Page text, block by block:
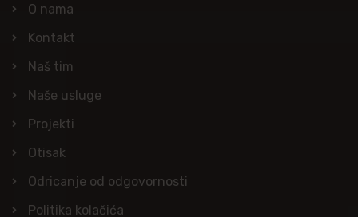
O nama
Kontakt
Naš tim
Naše usluge
Projekti
Otisak
Odricanje od odgovornosti
Politika kolačića